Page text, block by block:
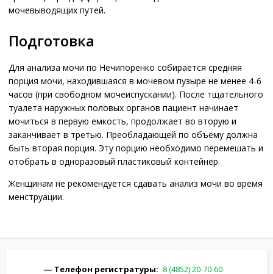
мочевыводящих путей.
Подготовка
Для анализа мочи по Нечипоренко собирается средняя
порция мочи, находившаяся в мочевом пузыре не менее 4-6
часов (при свободном мочеиспускании). После тщательного
туалета наружных половых органов пациент начинает
мочиться в первую емкость, продолжает во вторую и
заканчивает в третью. Преобладающей по объёму должна
быть вторая порция. Эту порцию необходимо перемешать и
отобрать в одноразовый пластиковый контейнер.
Женщинам не рекомендуется сдавать анализ мочи во время
менструации.
Телефон регистратуры: 8 (4852) 20-70-60